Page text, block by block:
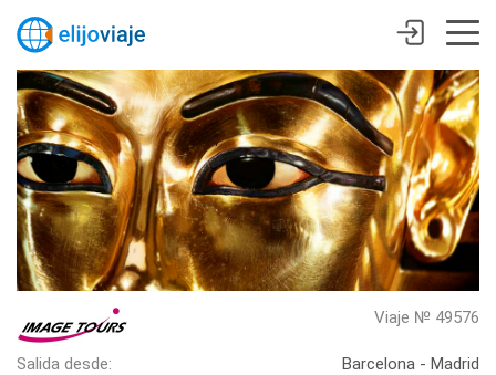
Viaje № 49576
Salida desde:
Barcelona - Madrid